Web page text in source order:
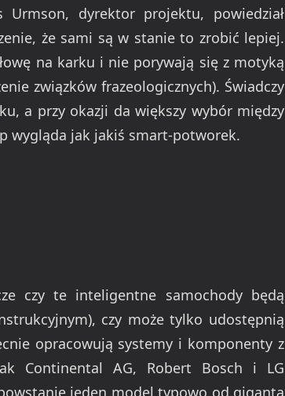
Urmson, dyrektor projektu, powiedział
że sami są w stanie to zrobić lepiej.
na karku i nie porywają się z motyką
związków frazeologicznych). Świadczy
a przy okazji da większy wybór między
wygląda jak jakiś smart-potworek.
czy te inteligentne samochody będą
czy może tylko udostępnią
opracowują systemy i komponenty z
Continental AG, Robert Bosch i LG
jeden model typowo od giganta